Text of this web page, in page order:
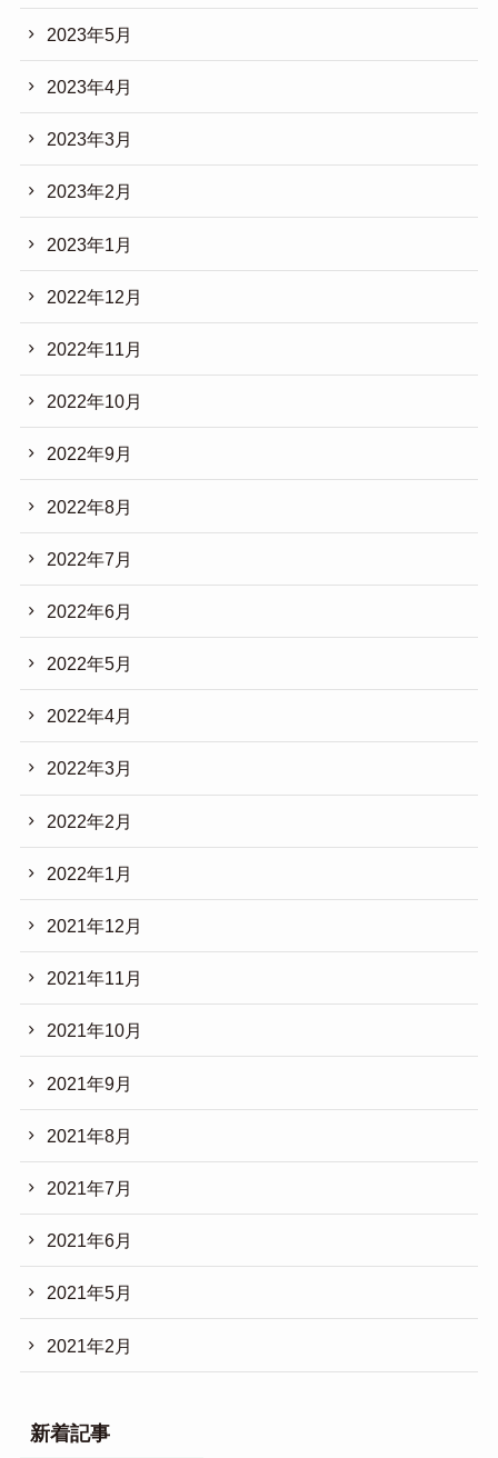
2023年5月
2023年4月
2023年3月
2023年2月
2023年1月
2022年12月
2022年11月
2022年10月
2022年9月
2022年8月
2022年7月
2022年6月
2022年5月
2022年4月
2022年3月
2022年2月
2022年1月
2021年12月
2021年11月
2021年10月
2021年9月
2021年8月
2021年7月
2021年6月
2021年5月
2021年2月
新着記事